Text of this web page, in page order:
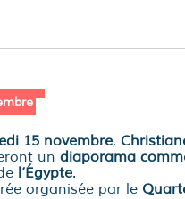
15 novembre,
un diaporama
l’Égypte.
organisée par le